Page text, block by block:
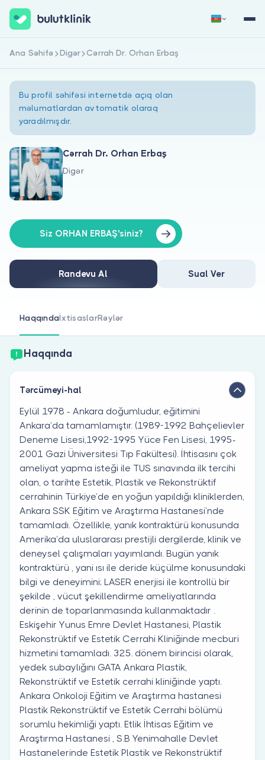
Haqqımızda
Xəstələr üçün
Həkimlər üçün
Qeydiyyat Daxil Ol
Ana Səhifə Digər Cərrah Dr. Orhan Erbaş
Bu profil səhifəsi internetdə açıq olan
məlumatlardan avtomatik olaraq
yaradılmışdır.
Cərrah Dr. Orhan Erbaş
Digər
Siz ORHAN ERBAŞ'siniz?
Randevu Al Sual Ver
HaqqındaİxtisaslarRəylər
Haqqında
Tərcümeyi-hal
Eylül 1978 - Ankara doğumludur, eğitimini
Ankara’da tamamlamıştır. (1989-1992 Bahçelievler
Deneme Lisesi,1992-1995 Yüce Fen Lisesi, 1995-
2001 Gazi Üniversitesi Tıp Fakültesi). İhtisasını çok
ameliyat yapma isteği ile TUS sınavında ilk tercihi
olan, o tarihte Estetik, Plastik ve Rekonstrüktif
cerrahinin Türkiye’de en yoğun yapıldığı kliniklerden,
Ankara SSK Eğitim ve Araştırma Hastanesi’nde
tamamladı. Özellikle, yanık kontraktürü konusunda
Amerika’da uluslararası prestijli dergilerde, klinik ve
deneysel çalışmaları yayımlandı. Bugün yanık
kontraktürü , yani ısı ile deride küçülme konusundaki
bilgi ve deneyimini; LASER enerjisi ile kontrollü bir
şekilde , vücut şekillendirme ameliyatlarında
derinin de toparlanmasında kullanmaktadır .
Eskişehir Yunus Emre Devlet Hastanesi, Plastik
Rekonstrüktif ve Estetik Cerrahi Kliniğinde mecburi
hizmetini tamamladı. 325. dönem birincisi olarak,
yedek subaylığını GATA Ankara Plastik,
Rekonstrüktif ve Estetik cerrahi kliniğinde yaptı.
Ankara Onkoloji Eğitim ve Araştırma hastanesi
Plastik Rekonstrüktif ve Estetik Cerrahi bölümü
sorumlu hekimliği yaptı. Etlik İhtisas Eğitim ve
Araştırma Hastanesi , S.B Yenimahalle Devlet
Hastanelerinde Estetik Plastik ve Rekonstrüktif